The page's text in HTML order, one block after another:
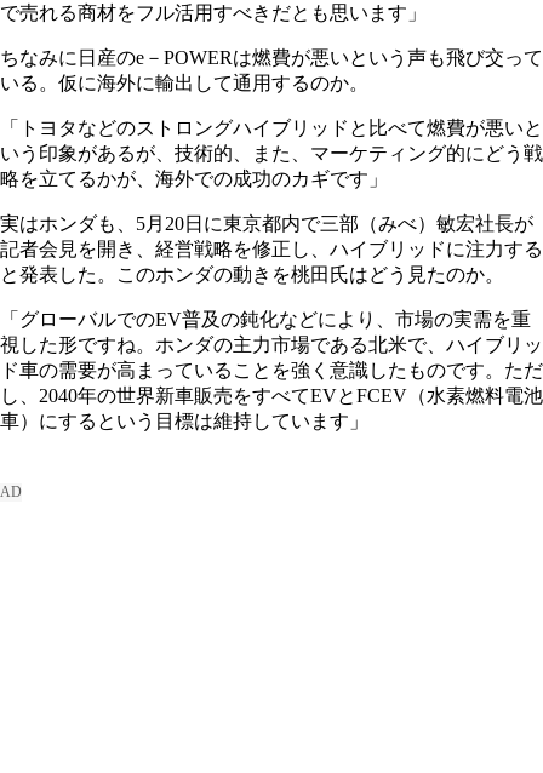
で売れる商材をフル活用すべきだとも思います」
ちなみに日産のe－POWERは燃費が悪いという声も飛び交って
いる。仮に海外に輸出して通用するのか。
「トヨタなどのストロングハイブリッドと比べて燃費が悪いと
いう印象があるが、技術的、また、マーケティング的にどう戦
略を立てるかが、海外での成功のカギです」
実はホンダも、5月20日に東京都内で三部（みべ）敏宏社長が
記者会見を開き、経営戦略を修正し、ハイブリッドに注力する
と発表した。このホンダの動きを桃田氏はどう見たのか。
「グローバルでのEV普及の鈍化などにより、市場の実需を重
視した形ですね。ホンダの主力市場である北米で、ハイブリッ
ド車の需要が高まっていることを強く意識したものです。ただ
し、2040年の世界新車販売をすべてEVとFCEV（水素燃料電池
車）にするという目標は維持しています」